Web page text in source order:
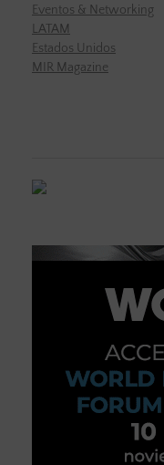
Eventos & Networking
LATAM
Estados Unidos
MIR Magazine